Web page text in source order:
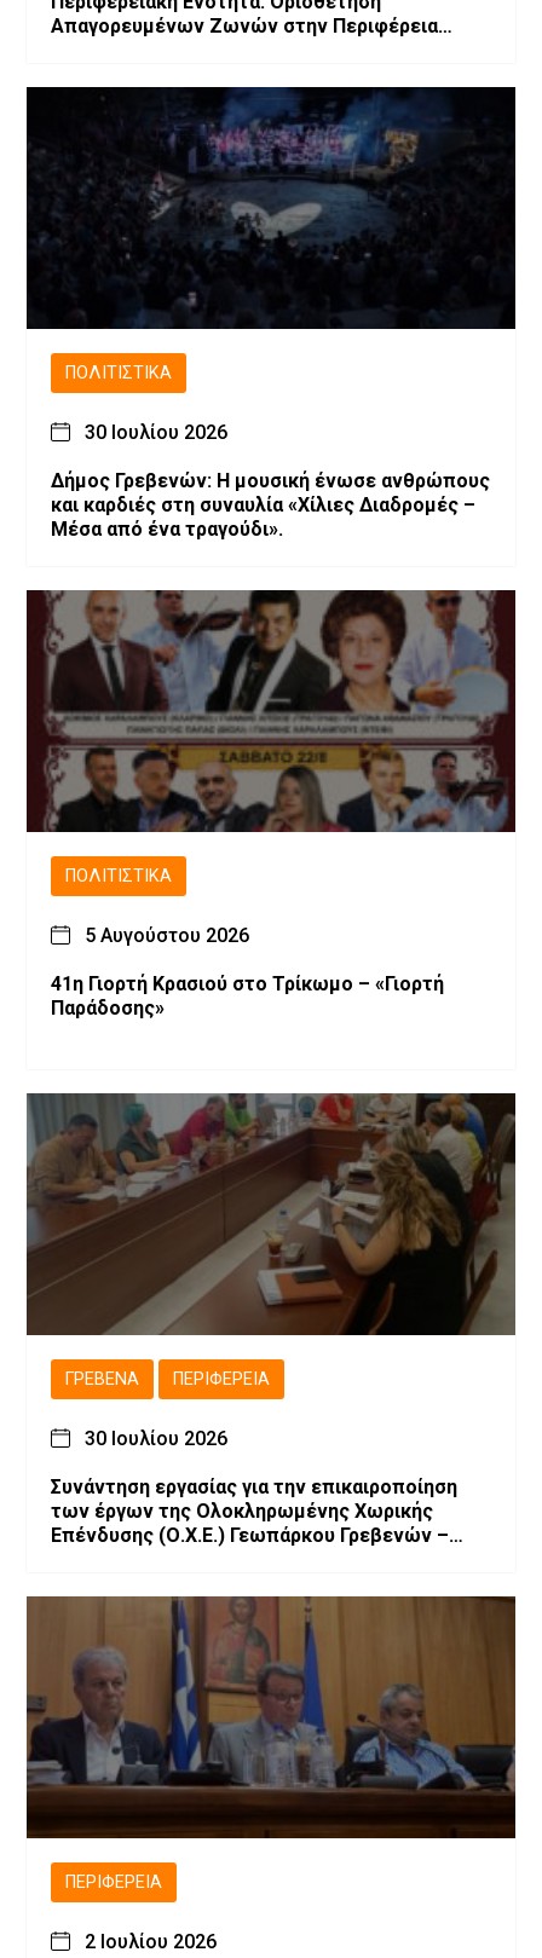
Απαγορευμένων Ζωνών στην Περιφέρεια
ΠΟΛΙΤΙΣΤΙΚΆ
30 Ιουλίου 2026
Δήμος Γρεβενών: Η μουσική ένωσε ανθρώπους
και καρδιές στη συναυλία «Χίλιες Διαδρομές –
Μέσα από ένα τραγούδι».
ΠΟΛΙΤΙΣΤΙΚΆ
5 Αυγούστου 2026
41η Γιορτή Κρασιού στο Τρίκωμο – «Γιορτή
Παράδοσης»
ΓΡΕΒΕΝΆ ΠΕΡΙΦΈΡΕΙΑ
30 Ιουλίου 2026
Συνάντηση εργασίας για την επικαιροποίηση
των έργων της Ολοκληρωμένης Χωρικής
Επένδυσης (Ο.Χ.Ε.) Γεωπάρκου Γρεβενών –
ΠΕΡΙΦΈΡΕΙΑ
2 Ιουλίου 2026